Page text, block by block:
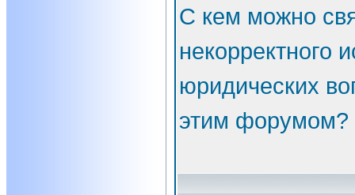
С кем можно
некорректного
юридических
этим форумом?